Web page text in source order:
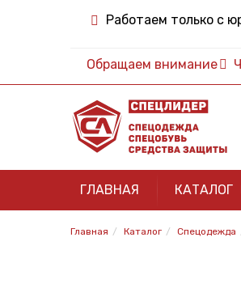
Работаем только с
Обращаем внимание
ГЛАВНАЯ КАТАЛОГ
Главная Каталог Спецодежда